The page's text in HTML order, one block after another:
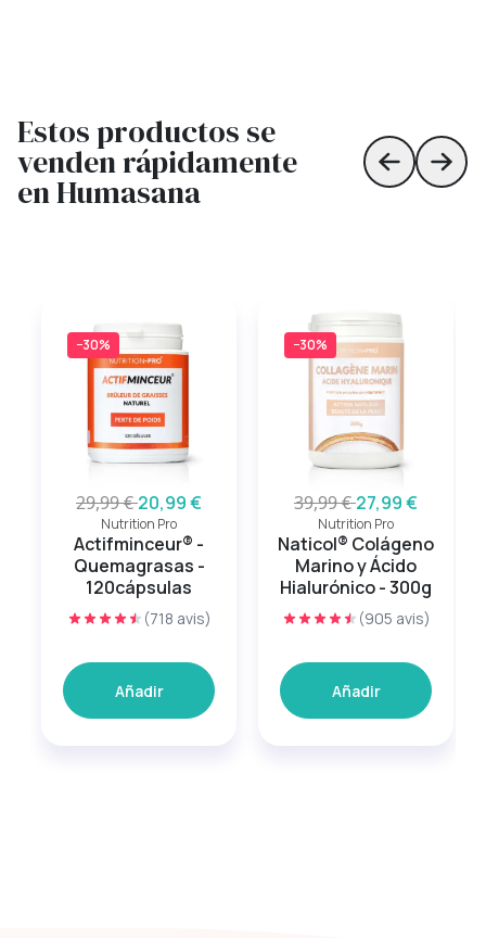
Estos productos se
venden rápidamente
en Humasana Skip toSkip
−30%
29,99 €20,99 €
Nutrition Pro
Actifminceur® -
Quemagrasas -
120cápsulas
(718 avis)
Añadir
−30%
39,99 €27,99 €
Nutrition Pro
Naticol® Colágeno
Marino y Ácido
Hialurónico - 300g
(905 avis)
Añadir